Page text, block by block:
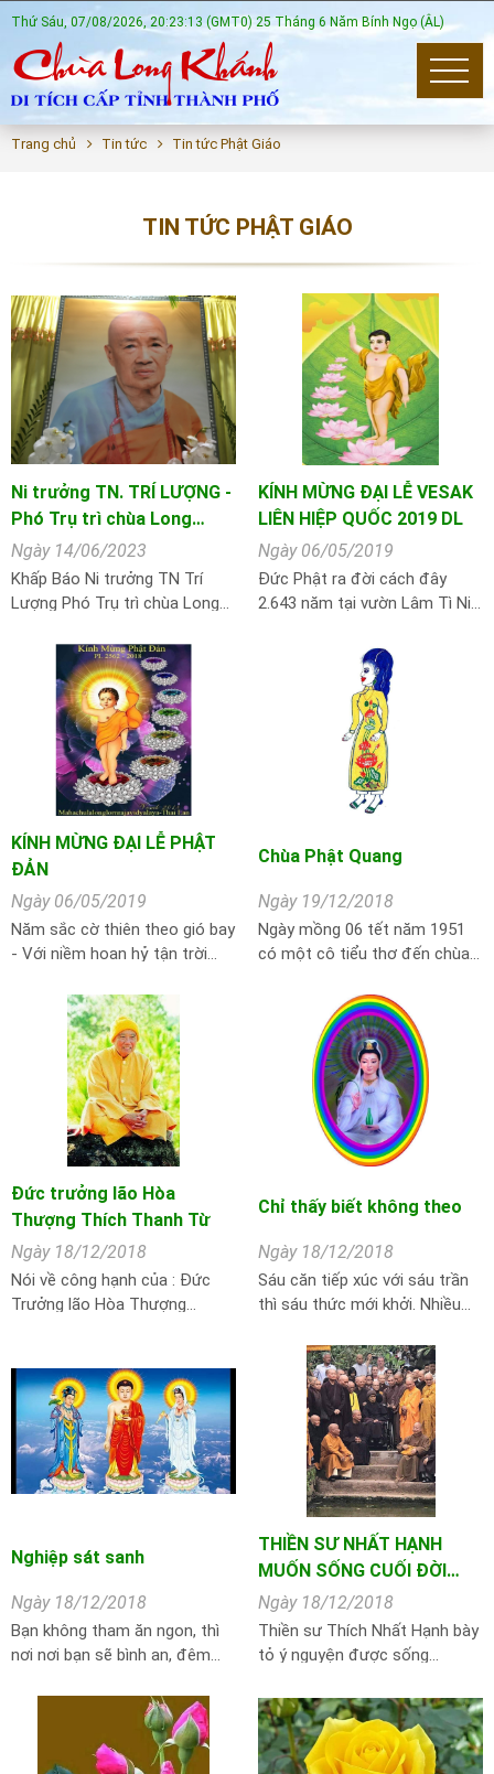
Thứ Sáu, 07/08/2026, 20:23:14 (GMT0) 25 Tháng 6 Năm Bính Ngọ (ÂL)
Trang chủ Tin tức Tin tức Phật Giáo
TIN TỨC PHẬT GIÁO
Ni trưởng TN. TRÍ LƯỢNG -
Phó Trụ trì chùa Long…
Ngày 14/06/2023
Khấp Báo Ni trưởng TN Trí
Lượng Phó Trụ trì chùa Long…
KÍNH MỪNG ĐẠI LỄ VESAK
LIÊN HIỆP QUỐC 2019 DL
Ngày 06/05/2019
Đức Phật ra đời cách đây
2.643 năm tại vườn Lâm Tì Ni…
KÍNH MỪNG ĐẠI LỄ PHẬT
ĐẢN
Ngày 06/05/2019
Năm sắc cờ thiên theo gió bay
- Với niềm hoan hỷ tận trời…
Chùa Phật Quang
Ngày 19/12/2018
Ngày mồng 06 tết năm 1951
có một cô tiểu thơ đến chùa…
Đức trưởng lão Hòa
Thượng Thích Thanh Từ
Ngày 18/12/2018
Nói về công hạnh của : Đức
Trưởng lão Hòa Thượng…
Chỉ thấy biết không theo
Ngày 18/12/2018
Sáu căn tiếp xúc với sáu trần
thì sáu thức mới khởi. Nhiều…
Nghiệp sát sanh
Ngày 18/12/2018
Bạn không tham ăn ngon, thì
nơi nơi bạn sẽ bình an, đêm…
THIỀN SƯ NHẤT HẠNH
MUỐN SỐNG CUỐI ĐỜI…
Ngày 18/12/2018
Thiền sư Thích Nhất Hạnh bày
tỏ ý nguyện được sống…